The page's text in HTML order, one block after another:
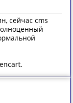
сейчас cms